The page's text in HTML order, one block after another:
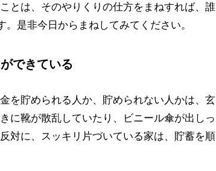
とは、そのやりくりの仕方をまねすれば、誰
是非今日からまねしてみてください。
できている
を貯められる人か、貯められない人かは、玄
に靴が散乱していたり、ビニール傘が出しっ
対に、スッキリ片づいている家は、貯蓄を順